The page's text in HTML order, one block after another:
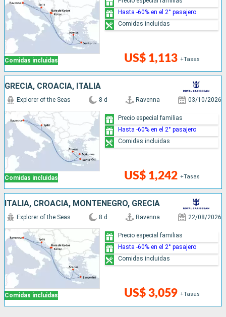
Comidas incluidas US$ 1,113 +Tasas
Hasta -60% en el 2° pasajero
Comidas incluidas
GRECIA, CROACIA, ITALIA
Comidas incluidas
Explorer of the Seas 8 d Ravenna 03/10/2026
US$ 1,242 +Tasas
Precio especial familias
Hasta -60% en el 2° pasajero
Comidas incluidas
ITALIA, CROACIA, MONTENEGRO, GRECIA
Comidas incluidas
Explorer of the Seas 8 d Ravenna 22/08/2026
US$ 3,059 +Tasas
Precio especial familias
Hasta -60% en el 2° pasajero
Comidas incluidas